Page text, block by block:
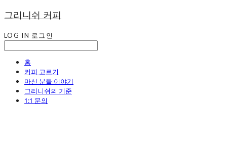
그리니쉬 커피
LOG IN 로그인
홈
커피 고르기
마신 분들 이야기
그리니쉬의 기준
1:1 문의